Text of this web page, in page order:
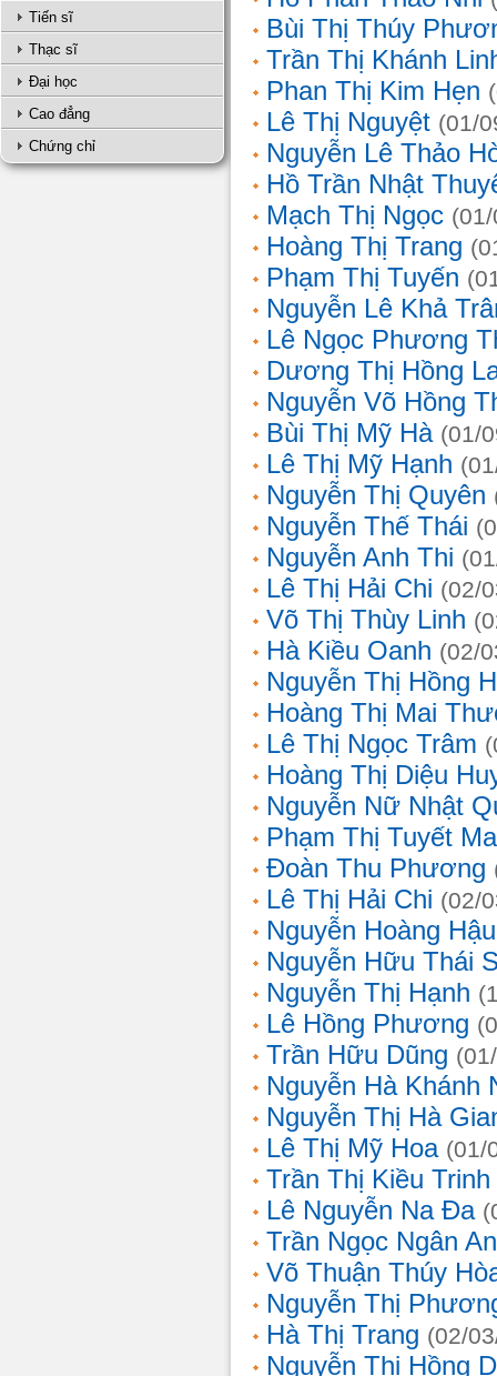
Tiến sĩ
Thạc sĩ
Đại học
Cao đẳng
Chứng chỉ
Bùi Thị Thúy
Trần Thị Khánh
Phan Thị Kim Hẹn
Lê Thị Nguyệt (01/
Nguyễn Lê Thảo
Hồ Trần Nhật
Mạch Thị Ngọc
Hoàng Thị Trang
Phạm Thị Tuyến
Nguyễn Lê Khả
Lê Ngọc Phương
Dương Thị Hồng
Nguyễn Võ Hồng
Bùi Thị Mỹ Hà (01/
Lê Thị Mỹ Hạnh
Nguyễn Thị Quyên
Nguyễn Thế Thái
Nguyễn Anh Thi
Lê Thị Hải Chi (02/
Võ Thị Thùy Linh
Hà Kiều Oanh (02/
Nguyễn Thị Hồng
Hoàng Thị Mai
Lê Thị Ngọc Trâm
Hoàng Thị Diệu
Nguyễn Nữ Nhật
Phạm Thị Tuyết
Đoàn Thu Phương
Lê Thị Hải Chi (02/
Nguyễn Hoàng Hậu
Nguyễn Hữu Thái
Nguyễn Thị Hạnh
Lê Hồng Phương
Trần Hữu Dũng
Nguyễn Hà Khánh
Nguyễn Thị Hà
Lê Thị Mỹ Hoa (01/
Trần Thị Kiều Trinh
Lê Nguyễn Na Đa
Trần Ngọc Ngân
Võ Thuận Thúy
Nguyễn Thị
Hà Thị Trang (02/
Nguyễn Thị Hồng